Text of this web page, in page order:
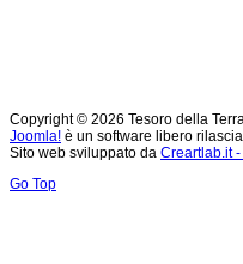
Copyright © 2026 Tesoro della
Joomla! è un software libero
Sito web sviluppato da Creartlab.it
Go Top